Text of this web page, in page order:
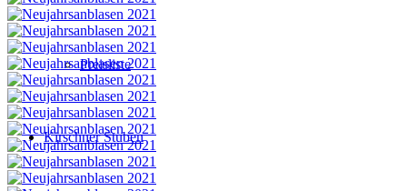
Preisliste
Kirschner Stuben